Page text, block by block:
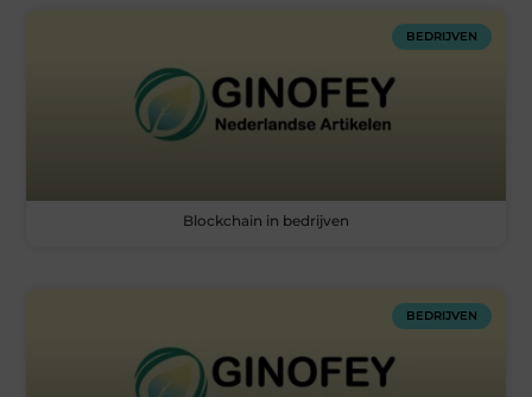
BEDRIJVEN
Blockchain in bedrijven
BEDRIJVEN